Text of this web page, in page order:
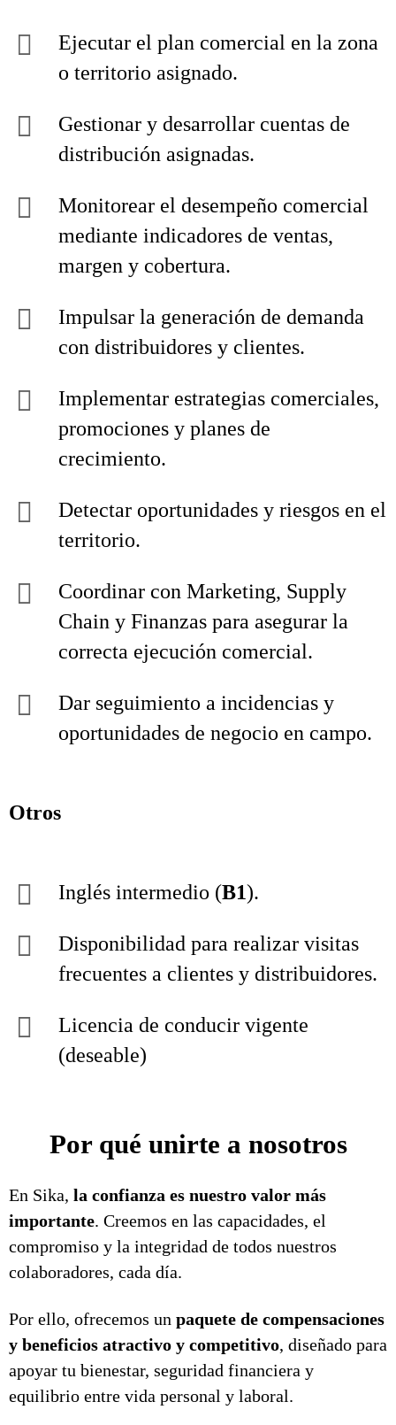
Ejecutar el plan comercial en la zona
o territorio asignado.
Gestionar y desarrollar cuentas de
distribución asignadas.
Monitorear el desempeño comercial
mediante indicadores de ventas,
margen y cobertura.
Impulsar la generación de demanda
con distribuidores y clientes.
Implementar estrategias comerciales,
promociones y planes de
crecimiento.
Detectar oportunidades y riesgos en el
territorio.
Coordinar con Marketing, Supply
Chain y Finanzas para asegurar la
correcta ejecución comercial.
Dar seguimiento a incidencias y
oportunidades de negocio en campo.
Otros
Inglés intermedio (B1).
Disponibilidad para realizar visitas
frecuentes a clientes y distribuidores.
Licencia de conducir vigente
(deseable)
Por qué unirte a nosotros
En Sika, la confianza es nuestro valor más
importante. Creemos en las capacidades, el
compromiso y la integridad de todos nuestros
colaboradores, cada día.
Por ello, ofrecemos un paquete de compensaciones
y beneficios atractivo y competitivo, diseñado para
apoyar tu bienestar, seguridad financiera y
equilibrio entre vida personal y laboral.